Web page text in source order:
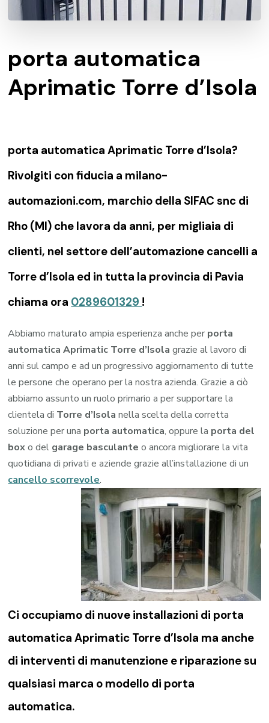
porta automatica
Aprimatic Torre d’Isola
porta automatica Aprimatic Torre d’Isola?
Rivolgiti con fiducia a milano-
automazioni.com, marchio della SIFAC snc di
Rho (MI) che lavora da anni, per migliaia di
clienti, nel settore dell’automazione cancelli a
Torre d’Isola ed in tutta la provincia di Pavia
chiama ora 0289601329 !
Abbiamo maturato ampia esperienza anche per porta
automatica Aprimatic Torre d’Isola grazie al lavoro di
anni sul campo e ad un progressivo aggiornamento di tutte
le persone che operano per la nostra azienda. Grazie a ciò
abbiamo assunto un ruolo primario a per supportare la
clientela di Torre d’Isola nella scelta della corretta
soluzione per una porta automatica, oppure la porta del
boxo del garage basculante o ancora migliorare la vita
quotidiana di privati e aziende grazie all’installazione di un
cancello scorrevole.
Ci occupiamo di nuove installazioni di porta
automatica Aprimatic Torre d’Isola ma anche
di interventi di manutenzione e riparazione su
qualsiasi marca o modello di porta
automatica.